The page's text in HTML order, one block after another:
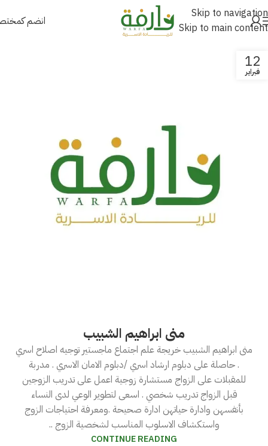
Skip to navigation
Skip to main content
انضم
12
فبراير
منى ابراهيم الشبيب
منى ابراهيم الشبيب خريجة علم اجتماع ماجستير توجيه اصلاح اسري
. حاصلة على دبلوم ارشاد اسري /دبلوم الامان الاسري . مدربة
للمقبلات على الزواج مستشارة زوجية اعمل على تدريب الزوجين
قبل الزواج تدريب شخصي . اسعى لتطوير الوعي لدى النساء
بأنفسهن وادارة حياتهن ادارة صحيحة .ومعرفة احتياجات الزوج
واستكشاف الاسلوب المناسب لشخصية الزوج ..
CONTINUE READING